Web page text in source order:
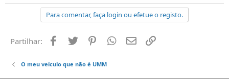
Para comentar, faça login ou efetue o registo.
Partilhar: Facebook
Twitter PinterestWhatsapp
Email
O meu veículo que não é UMM